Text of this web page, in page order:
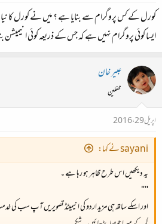
کورل کے کس پروگرام سے بنایا ہے ؟ میں نے کورل کا
ایسا کوئی پروگرام نہیں ہے کہ جس کے ذریعہ کوئی
عبیر خان
محفلین
اپریل 29، 2016
sayani نے کہا:
یہ دیکھیں اس طرح ظاہر ہو رہا ہے ۔
""
اور اسکے ساتھ ہی مزید اردو کی انیمیٹڈ تصویریں آپ سب کی